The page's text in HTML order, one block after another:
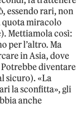
essendo rari, non
quota miracolo
Mettiamola così:
per l’altro. Ma
in Asia, dove
diventare
sicuro). «La
la sconfitta», gli
anche